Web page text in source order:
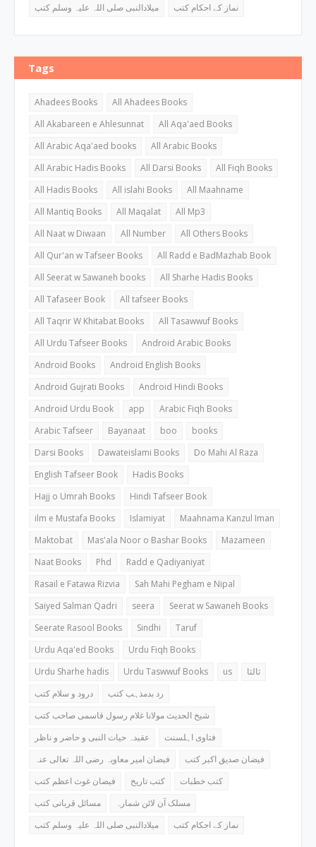
میلادالنبی صلی اللہ علیہ وسلم کتب
نماز کے احکام کتب
Tags
Ahadees Books
All Ahadees Books
All Akabareen e Ahlesunnat
All Aqa'aed Books
All Arabic Aqa'aed books
All Arabic Books
All Arabic Hadis Books
All Darsi Books
All Fiqh Books
All Hadis Books
All islahi Books
All Maahname
All Mantiq Books
All Maqalat
All Mp3
All Naat w Diwaan
All Number
All Others Books
All Qur'an w Tafseer Books
All Radd e BadMazhab Book
All Seerat w Sawaneh books
All Sharhe Hadis Books
All Tafaseer Book
All tafseer Books
All Taqrir W Khitabat Books
All Tasawwuf Books
All Urdu Tafseer Books
Android Arabic Books
Android Books
Android English Books
Android Gujrati Books
Android Hindi Books
Android Urdu Book
app
Arabic Fiqh Books
Arabic Tafseer
Bayanaat boo
books
Darsi Books
Dawateislami Books
Do Mahi Al Raza
English Tafseer Book
Hadis Books
Hajj o Umrah Books
Hindi Tafseer Book
ilm e Mustafa Books
Islamiyat
Maahnama Kanzul Iman
Maktobat
Mas'ala Noor o Bashar Books
Mazameen
Naat Books
Phd
Radd e Qadiyaniyat
Rasail e Fatawa Rizvia
Sah Mahi Pegham e Nipal
Saiyed Salman Qadri
seera
Seerat w Sawaneh Books
Seerate Rasool Books
Sindhi
Taruf
Urdu Aqa'ed Books
Urdu Fiqh Books
Urdu Sharhe hadis
Urdu Taswwuf Books us
ثالثا
درود و سلام کتب
رد بدمذہب کتب
شیخ الحدیث مولانا غلام رسول قاسمی صاحب کتب
عقیدہ حیات النبی و حاضر و ناظر
فتاوی اہلسنت
فیضان امیر معاویہ رضی اللہ تعالی عنہ
فیضان صدیق اکبر کتب
فیضان غوث اعظم کتب
کتب تاریخ
کتب خطبات
مسائل قربانی کتب
مسلک آن لائن شمارہ
میلادالنبی صلی اللہ علیہ وسلم کتب
نماز کے احکام کتب